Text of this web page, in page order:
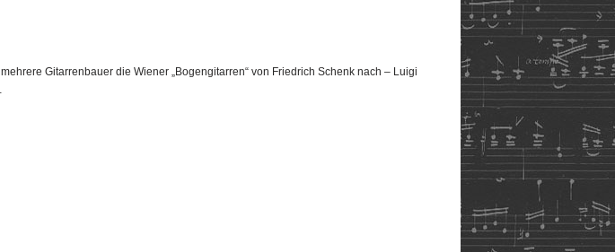
Gitarrenbauer die Wiener „Bogengitarren“ von Friedrich Schenk nach – Luigi